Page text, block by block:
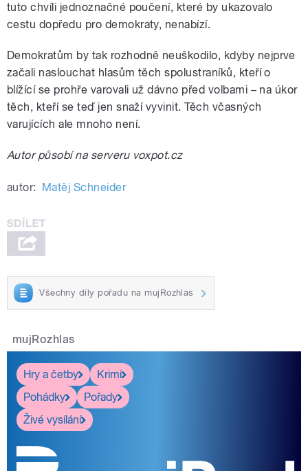
tuto chvíli jednoznačné poučení, které by ukazovalo
cestu dopředu pro demokraty, nenabízí.
Demokratům by tak rozhodně neuškodilo, kdyby nejprve
začali naslouchat hlasům těch spolustraníků, kteří o
blížící se prohře varovali už dávno před volbami – na úkor
těch, kteří se teď jen snaží vyvinit. Těch včasných
varujících ale mnoho není.
Autor působí na serveru voxpot.cz
autor: Matěj Schneider
Všechny díly pořadu na mujRozhlas
mujRozhlas
Hry a četby
Krimi
Pohádky
Pořady
Živé vysílání